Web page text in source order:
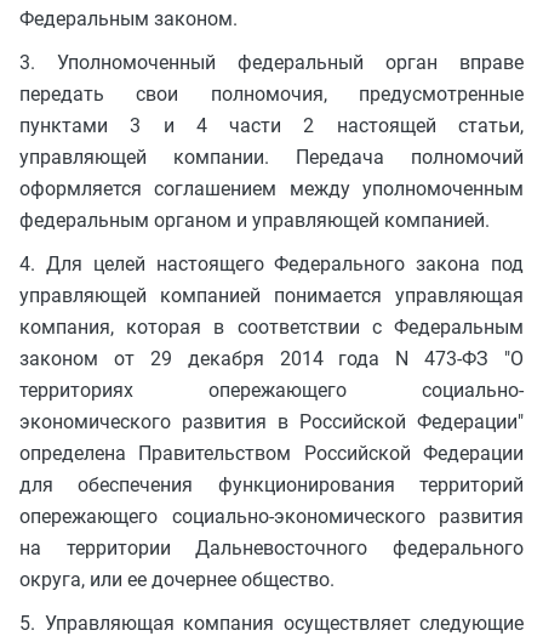
Федеральным законом.
3. Уполномоченный федеральный орган вправе
передать свои полномочия, предусмотренные
пунктами 3 и 4 части 2 настоящей статьи,
управляющей компании. Передача полномочий
оформляется соглашением между уполномоченным
федеральным органом и управляющей компанией.
4. Для целей настоящего Федерального закона под
управляющей компанией понимается управляющая
компания, которая в соответствии с Федеральным
законом от 29 декабря 2014 года N 473-ФЗ "О
территориях опережающего социально-
экономического развития в Российской Федерации"
определена Правительством Российской Федерации
для обеспечения функционирования территорий
опережающего социально-экономического развития
на территории Дальневосточного федерального
округа, или ее дочернее общество.
5. Управляющая компания осуществляет следующие